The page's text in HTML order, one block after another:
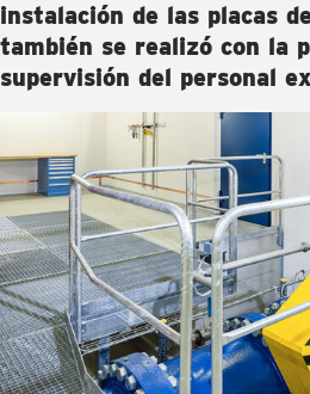
instalación de las placas
también se realizó con la
supervisión del personal